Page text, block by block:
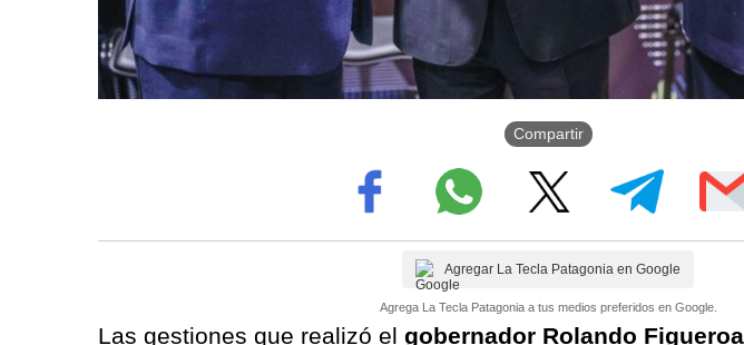
Compartir
Agregar La Tecla Patagonia en Google
Agrega La Tecla Patagonia a tus medios preferidos en Google.
Las gestiones que realizó el gobernador Rolando Figueroa